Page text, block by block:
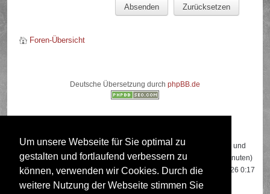
Um unsere Webseite für Sie optimal zu
gestalten und fortlaufend verbessern zu
können, verwenden wir Cookies. Durch die
weitere Nutzung der Webseite stimmen Sie
Foren-Übersicht
Deutsche Übersetzung durch phpBB.de
Insgesamt sind412Besucher online: 2 registrierte, 0 unsichtbare und
410 Gäste (basierend auf den aktiven Besuchern der letzten 5 Minuten)
Der Besucherrekord liegt bei22108Besuchern, die am 13.04.2026 0:17
gleichzeitig online waren.